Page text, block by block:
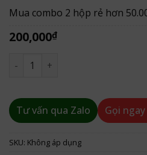
Mua combo 2 hộp rẻ hơn
200,000₫
Bao Cao Su Olo Xanh Siêu
Tư vấn qua Zalo Gọi ngay
SKU: Không áp dụng